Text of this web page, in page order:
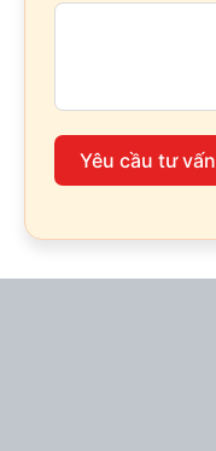
Yêu cầu tư vấn